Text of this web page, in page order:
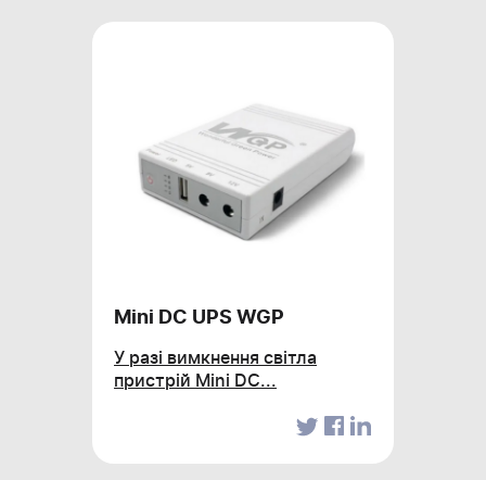
Mini DC UPS WGP
У разі вимкнення світла
пристрій Mini DC...